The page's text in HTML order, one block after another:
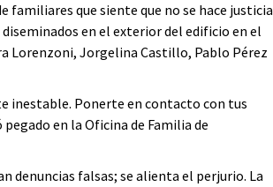
familiares que siente que no se hace justicia
en el exterior del edificio en el
Lorenzoni, Jorgelina Castillo, Pablo Pérez
inestable. Ponerte en contacto con tus
en la Oficina de Familia de
denuncias falsas; se alienta el perjurio. La